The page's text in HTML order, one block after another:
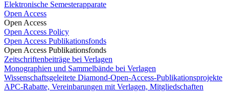
Elektronische Semesterapparate
Open Access
Open Access
Open Access Policy
Open Access Publikationsfonds
Open Access Publikationsfonds
Zeitschriftenbeiträge bei Verlagen
Monographien und Sammelbände bei Verlagen
Wissenschaftsgeleitete Diamond-Open-Access-Publikationsprojekte
APC-Rabatte, Vereinbarungen mit Verlagen, Mitgliedschaften